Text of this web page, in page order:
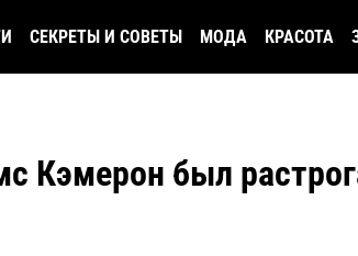
СЕКРЕТЫ И СОВЕТЫ МОДА КРАСОТА
Кэмерон был